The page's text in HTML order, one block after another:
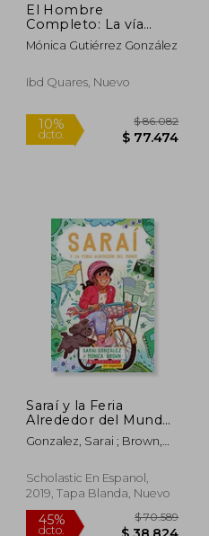
El Hombre
Completo: La vía
Tántrica Hacia la
Sanación y la Plenitud
Mónica Gutiérrez González
Ibd Quares, Nuevo
10%
dcto.
Saraí y la Feria
Alrededor del Mundo
(Sarai and the Around
the World Fair):
Gonzalez, Sarai ; Brown,
Scholastic En Espanol,
2019, Tapa Blanda, Nuevo